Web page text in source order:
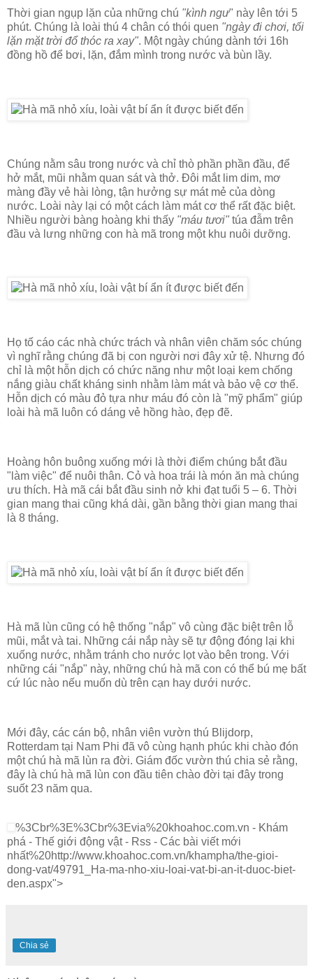
Thời gian ngụp lặn của những chú "kình ngư" này lên tới 5
phút. Chúng là loài thú 4 chân có thói quen "ngày đi chơi, tối
lặn mặt trời đổ thóc ra xay". Một ngày chúng dành tới 16h
đồng hồ để bơi, lặn, đắm mình trong nước và bùn lầy.
Chúng nằm sâu trong nước và chỉ thò phần phần đầu, để
hở mắt, mũi nhằm quan sát và thở. Đôi mắt lim dim, mơ
màng đầy vẻ hài lòng, tận hưởng sự mát mẻ của dòng
nước. Loài này lại có một cách làm mát cơ thể rất đặc biệt.
Nhiều người bàng hoàng khi thấy "máu tươi" túa đẫm trên
đầu và lưng những con hà mã trong một khu nuôi dưỡng.
Họ tố cáo các nhà chức trách và nhân viên chăm sóc chúng
vì nghĩ rằng chúng đã bị con người nơi đây xử tệ. Nhưng đó
chỉ là một hỗn dịch có chức năng như một loại kem chống
nắng giàu chất kháng sinh nhằm làm mát và bảo vệ cơ thể.
Hỗn dịch có màu đỏ tựa như máu đó còn là "mỹ phẩm" giúp
loài hà mã luôn có dáng vẻ hồng hào, đẹp đẽ.
Hoàng hôn buông xuống mới là thời điểm chúng bắt đầu
"làm việc" để nuôi thân. Cỏ và hoa trái là món ăn mà chúng
ưu thích. Hà mã cái bắt đầu sinh nở khi đạt tuổi 5 – 6. Thời
gian mang thai cũng khá dài, gần bằng thời gian mang thai
là 8 tháng.
Hà mã lùn cũng có hệ thống "nắp" vô cùng đặc biệt trên lỗ
mũi, mắt và tai. Những cái nắp này sẽ tự động đóng lại khi
xuống nước, nhằm tránh cho nước lọt vào bên trong. Với
những cái "nắp" này, những chú hà mã con có thể bú mẹ bất
cứ lúc nào nếu muốn dù trên cạn hay dưới nước.
Mới đây, các cán bộ, nhân viên vườn thú Blijdorp,
Rotterdam tại Nam Phi đã vô cùng hạnh phúc khi chào đón
một chú hà mã lùn ra đời. Giám đốc vườn thú chia sẻ rằng,
đây là chú hà mã lùn con đầu tiên chào đời tại đây trong
suốt 23 năm qua.
%3Cbr%3E%3Cbr%3Evia%20khoahoc.com.vn - Khám
phá - Thế giới động vật - Rss - Các bài viết mới
nhất%20http://www.khoahoc.com.vn/khampha/the-gioi-
dong-vat/49791_Ha-ma-nho-xiu-loai-vat-bi-an-it-duoc-biet-
den.aspx">
Chia sẻ